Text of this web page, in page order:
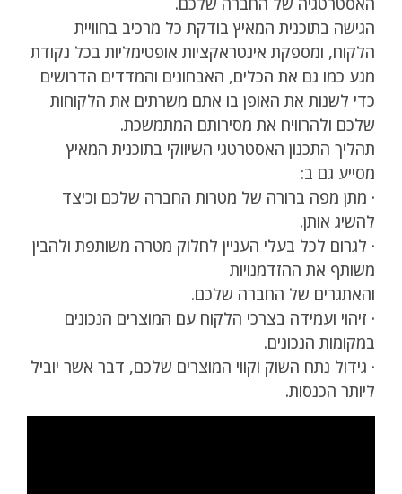
הגישה בתוכנית המאיץ בודקת כל מרכיב בחוויית
הלקוח, ומספקת אינטראקציות אופטימליות בכל נקודת
מגע כמו גם את הכלים, האבחונים והמדדים הדרושים
כדי לשנות את האופן בו אתם משרתים את הלקוחות
שלכם ולהרוויח את מסירותם המתמשכת.
תהליך התכנון האסטרטגי השיווקי בתוכנית המאיץ
מסייע גם ב:
· מתן מפה ברורה של מטרות החברה שלכם וכיצד
להשיג אותן.
· לגרום לכל בעלי העניין לחלוק מטרה משותפת ולהבין
משותף את ההזדמנויות
והאתגרים של החברה שלכם.
· זיהוי ועמידה בצרכי הלקוח עם המוצרים הנכונים
במקומות הנכונים.
· גידול נתח השוק וקווי המוצרים שלכם, דבר אשר יוביל
ליותר הכנסות.